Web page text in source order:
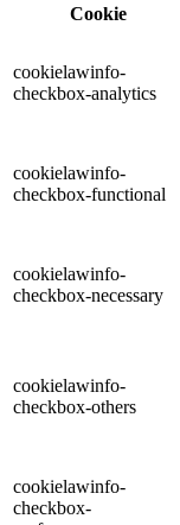
Cookie
cookielawinfo-
checkbox-analytics
cookielawinfo-
checkbox-functional
cookielawinfo-
checkbox-necessary
cookielawinfo-
checkbox-others
cookielawinfo-
checkbox-